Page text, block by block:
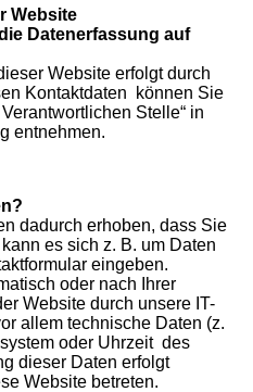
Website
Datenerfassung auf
Website erfolgt durch
Kontaktdaten können Sie
Stelle“ in
entnehmen.
dadurch erhoben, dass Sie
es sich z. B. um Daten
eingeben.
oder nach Ihrer
Website durch unsere IT-
allem technische Daten (z.
oder Uhrzeit des
dieser Daten erfolgt
Website betreten.